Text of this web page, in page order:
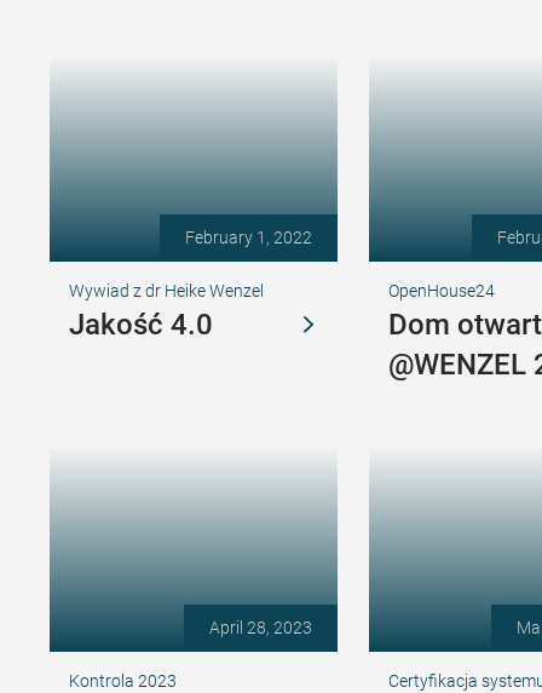
February 1, 2022
Wywiad z dr Heike Wenzel
Jakość 4.0
OpenHouse24
Dom
@WENZEL
April 28, 2023
Kontrola 2023
Certyfikacja